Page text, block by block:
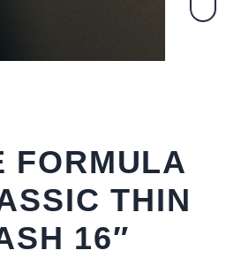
FORMULA
THIN
16″